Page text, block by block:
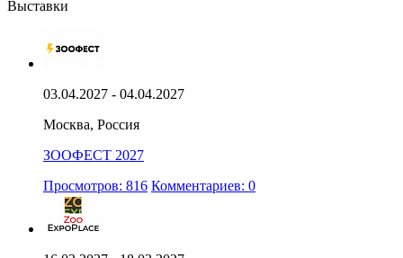
Выставки
03.04.2027 - 04.04.2027
Москва, Россия
ЗООФЕСТ 2027
Просмотров: 816 Комментариев: 0